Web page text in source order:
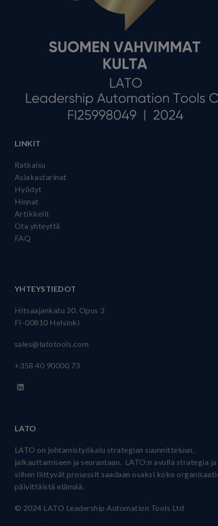
LINKIT
Ratkaisu
Asiakastarinat
Hyödyt
Hinnat
Artikkelit
Ota yhteyttä
FAQ
YHTEYSTIEDOT
Hitsaajankatu 20, Opus 3
FI-00810 Helsinki
sales@latotools.com
+358 40 90000 73
LATO
LATO on johtamistyökalu strategian suunnitteluun,
jalkauttamiseen ja seurantaan. LATO:n avulla strategia ja
siihen liittyvät prosessit saadaan osaksi koko
päivittäistä elämää.
© 2024 LATO Leadership Automation Tools Ltd